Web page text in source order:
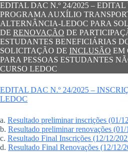
EDITAL DAC N.º 24/2025 –
PROGRAMA AUXÍLIO
ALTERNÂNCIA-LEDOC PARA
DE RENOVAÇÃO DE
ESTUDANTES BENEFICIÁRIAS
SOLICITAÇÃO DE INCLUSÃO EM
PARA PESSOAS ESTUDANTES
CURSO LEDOC
EDITAL DAC N.º 24/2025 –
LEDOC
a. Resultado preliminar inscrições (01/
b. Resultado preliminar renovações
c. Resultado Final Inscrições (12/12/
d. Resultado Final Renovações (12/12/